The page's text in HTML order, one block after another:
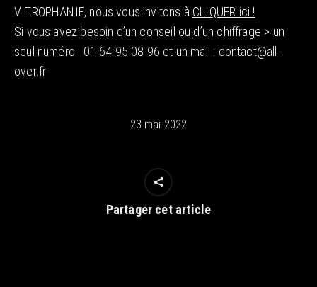
VITROPHANIE, nous vous invitons à CLIQUER ici !
Si vous avez besoin d’un conseil ou d’un chiffrage > un
seul numéro : 01 64 95 08 96 et un mail : contact@all-
over.fr
23 mai 2022
Partager cet article